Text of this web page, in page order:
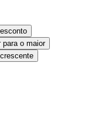
para o maior